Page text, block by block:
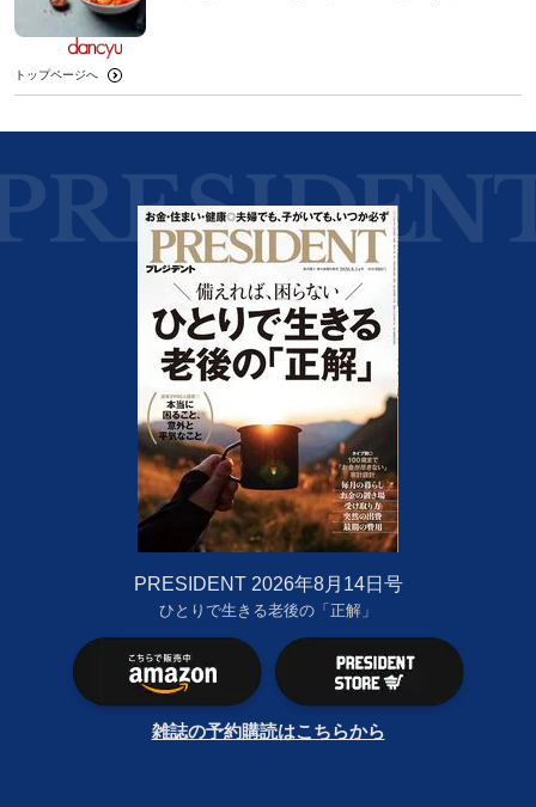
トップページへ
PRESIDENT 2026年8月14日号
ひとりで生きる老後の「正解」
雑誌の予約購読はこちらから